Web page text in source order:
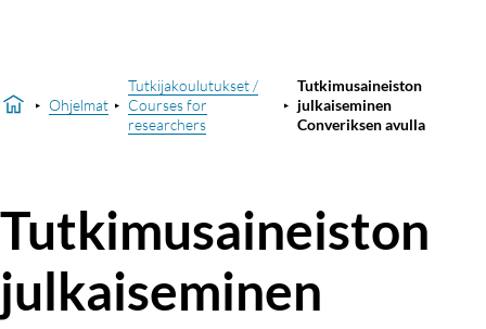
Ohjelmat
Tutkijakoulutukset /
Courses for
researchers
Tutkimusaineiston
julkaiseminen
Converiksen avulla
Tutkimusaineiston
julkaiseminen